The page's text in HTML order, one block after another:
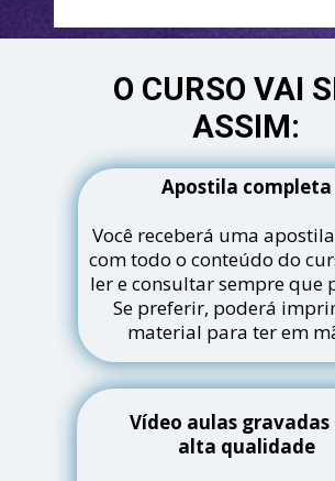
Vídeo aulas gravadas
alta qualidade
Apostila completa
Você receberá uma
com todo o conteúdo do
ler e consultar sempre que
Se preferir, poderá
material para ter em
O CURSO VAI
ASSIM: